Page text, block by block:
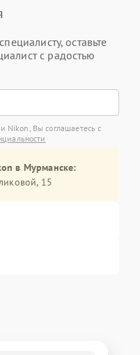
оставьте
с радостью
Nikon, Вы соглашаетесь с
в Мурманске:
15